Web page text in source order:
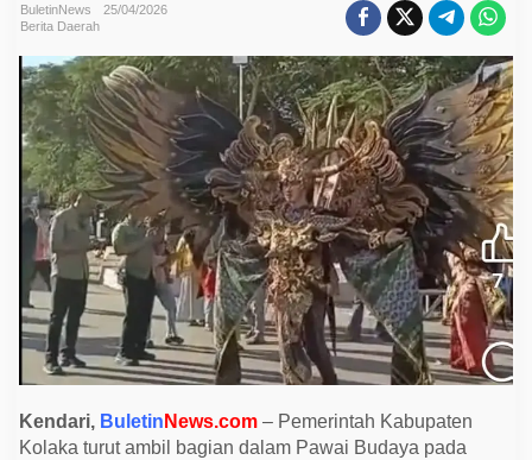
l
a
k
a
a
m
p
i
l
k
a
n
B
u
d
y
a
k
a
BuletinNews
25/04/2026
Berita Daerah
Kendari, Buletin News.com – Pemerintah Kabupaten
Kolaka turut ambil bagian dalam Pawai Budaya pada